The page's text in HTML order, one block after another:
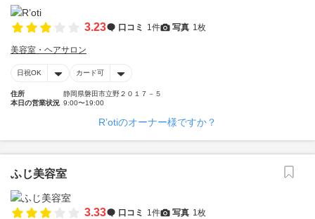
3.23 口コミ 1件 写真 1枚
美容室・ヘアサロン
日祝OK カード可
住所
静岡県磐田市立野２０１７－５
本日の営業状況 9:00〜19:00
R’otiのオーナー様ですか？
ふじ美容室
3.33 口コミ 1件 写真 1枚